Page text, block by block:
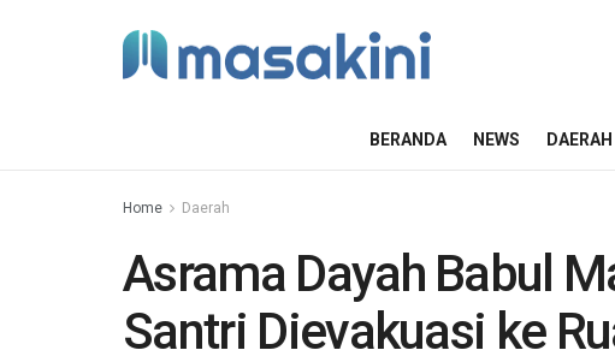
BERANDA NEWS DAERAH
Home Daerah
Asrama Dayah Babul
Santri Dievakuasi ke